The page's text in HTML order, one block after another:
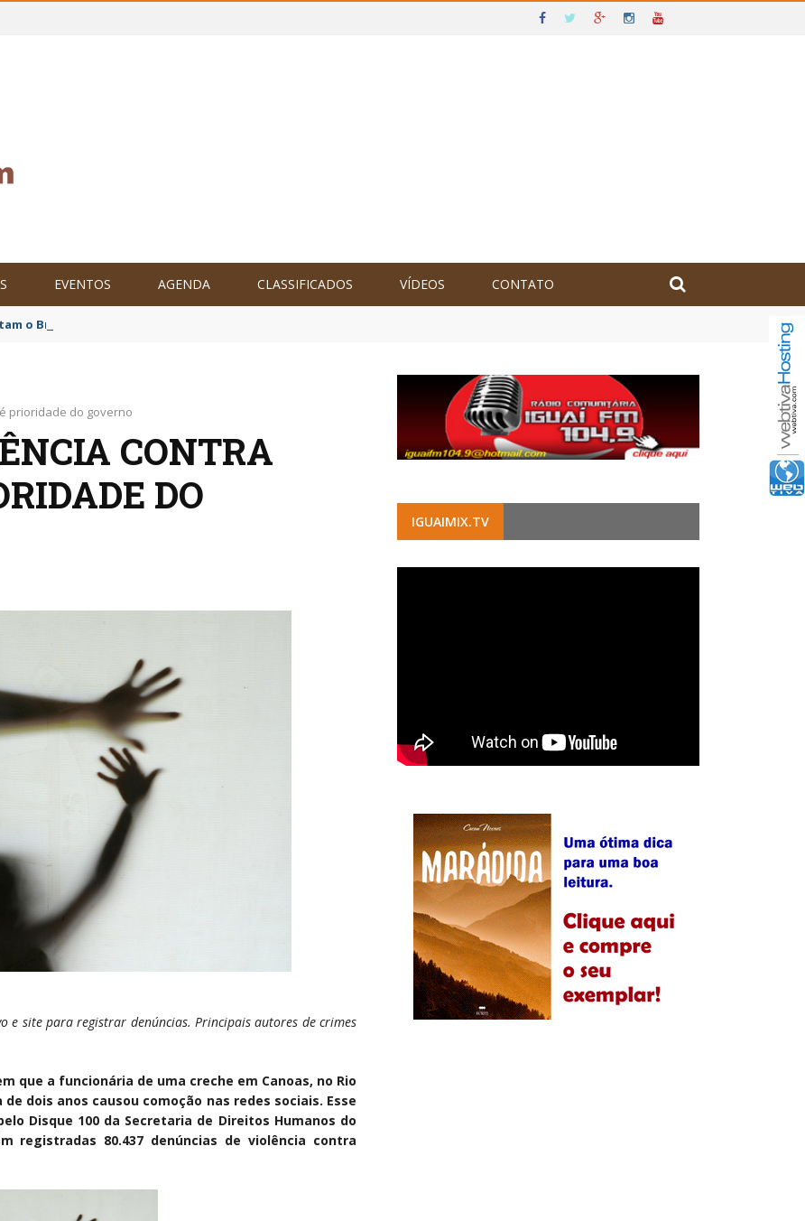
EVENTOS AGENDA CLASSIFICADOS VÍDEOS CONTATO
o Brasil no XXIV Parlamento Internacional de Escritores, na Colômbia
prioridade do governo
CONTRA
DO
e site para registrar denúncias. Principais autores de crimes
que a funcionária de uma creche em Canoas, no Rio
dois anos causou comoção nas redes sociais. Esse
Disque 100 da Secretaria de Direitos Humanos do
registradas 80.437 denúncias de violência contra
IGUAIMIX.TV